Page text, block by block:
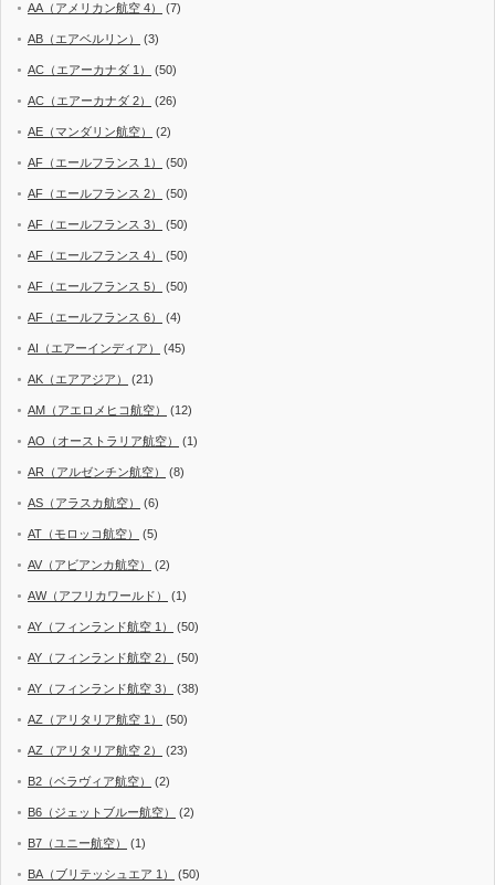
AA（アメリカン航空 4） (7)
AB（エアベルリン） (3)
AC（エアーカナダ 1） (50)
AC（エアーカナダ 2） (26)
AE（マンダリン航空） (2)
AF（エールフランス 1） (50)
AF（エールフランス 2） (50)
AF（エールフランス 3） (50)
AF（エールフランス 4） (50)
AF（エールフランス 5） (50)
AF（エールフランス 6） (4)
AI（エアーインディア） (45)
AK（エアアジア） (21)
AM（アエロメヒコ航空） (12)
AO（オーストラリア航空） (1)
AR（アルゼンチン航空） (8)
AS（アラスカ航空） (6)
AT（モロッコ航空） (5)
AV（アビアンカ航空） (2)
AW（アフリカワールド） (1)
AY（フィンランド航空 1） (50)
AY（フィンランド航空 2） (50)
AY（フィンランド航空 3） (38)
AZ（アリタリア航空 1） (50)
AZ（アリタリア航空 2） (23)
B2（ベラヴィア航空） (2)
B6（ジェットブルー航空） (2)
B7（ユニー航空） (1)
BA（ブリテッシュエア 1） (50)